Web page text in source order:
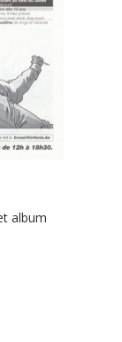
album